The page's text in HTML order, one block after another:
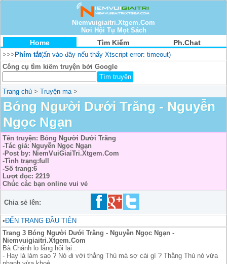
Niemvuigiaitri.Xtgem.Com
Nơi Hội Tụ Mọt Sách
Home Tìm Kiếm Ph.Chat
>>>Phím tắt(ấn vào đây nếu thấy Xtscript error: timeout)
Công cụ tìm kiếm truyện bởi Google
Trang chủ > Truyện ma >
Bóng Người Dưới Trăng - Nguyễn
Ngọc Ngạn
Tên truyện: Bóng Người Dưới Trăng
-Tác giả: Nguyễn Ngọc Ngạn
-Post by: NiemVuiGiaiTri.Xtgem.Com
-Tình trạng:full
-Số trang:6
Lượt đọc: 2219
Chúc các bạn online vui vẻ
Chia sẻ lên:
•ĐẾN TRANG ĐẦU TIÊN
Trang 3 Bóng Người Dưới Trăng - Nguyễn Ngọc Ngạn -
Niemvuigiaitri.Xtgem.Com
Bà Chánh lo lắng hỏi lại :
- Hay là làm sao ? Nó đi với thằng Thủ mà sợ cái gì ? Thằng Thủ nó vừa